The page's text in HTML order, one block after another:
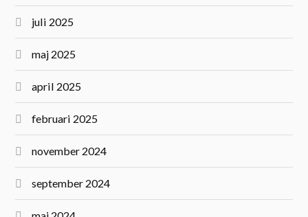
juli 2025
maj 2025
april 2025
februari 2025
november 2024
september 2024